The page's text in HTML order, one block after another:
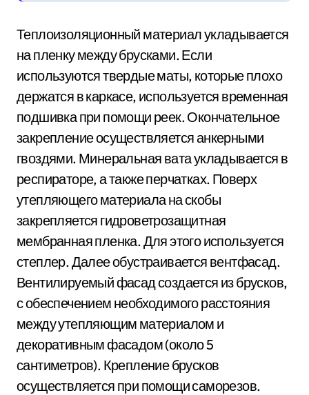
Теплоизоляционный материал укладывается
на пленку между брусками. Если
используются твердые маты, которые плохо
держатся в каркасе, используется временная
подшивка при помощи реек. Окончательное
закрепление осуществляется анкерными
гвоздями. Минеральная вата укладывается в
респираторе, а также перчатках. Поверх
утепляющего материала на скобы
закрепляется гидроветрозащитная
мембранная пленка. Для этого используется
степлер. Далее обустраивается вентфасад.
Вентилируемый фасад создается из брусков,
с обеспечением необходимого расстояния
между утепляющим материалом и
декоративным фасадом (около 5
сантиметров). Крепление брусков
осуществляется при помощи саморезов.